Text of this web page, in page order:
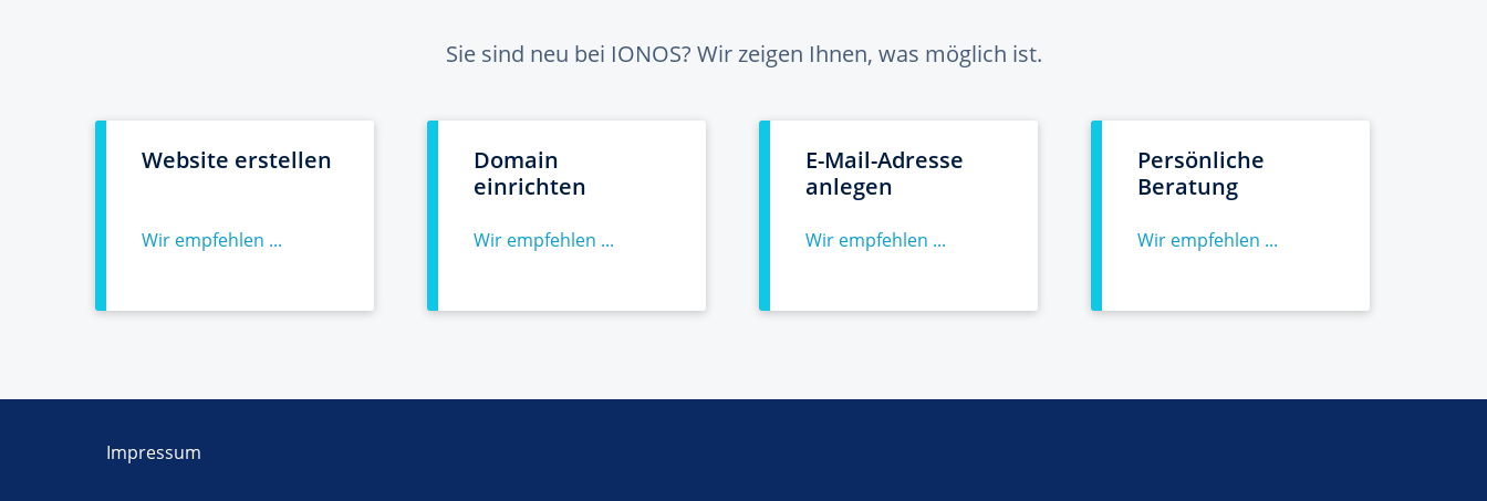
Sie sind neu bei IONOS? Wir zeigen Ihnen, was möglich ist.
Website erstellen
Wir empfehlen ...
Domain
einrichten
Wir empfehlen ...
E-Mail-Adresse
anlegen
Wir empfehlen ...
Persönliche
Beratung
Wir empfehlen ...
Impressum